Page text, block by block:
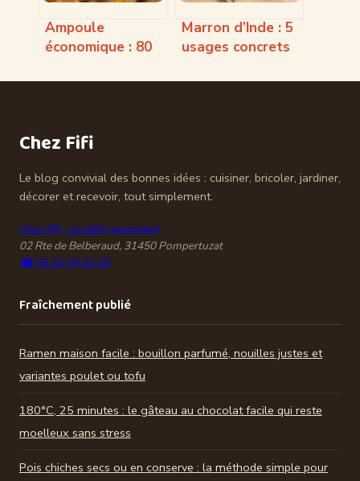
Ampoule
économique : 80
moins et 3
éclairage
Marron d’Inde : 5
usages concrets
récoltes sans
Chez Fifi
Le blog convivial des bonnes idées : cuisiner, bricoler, jardiner,
décorer et recevoir, tout simplement.
Chez Fifi - Le délit gourmand
02 Rte de Belberaud, 31450 Pompertuzat
☎ 05 32 59 32 26
Fraîchement publié
Ramen maison facile : bouillon parfumé, nouilles justes et
variantes poulet ou tofu
180°C, 25 minutes : le gâteau au chocolat facile qui reste
moelleux sans stress
Pois chiches secs ou en conserve : la méthode simple pour